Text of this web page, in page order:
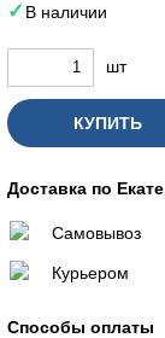
В наличии
шт
КУПИТЬ
Доставка по
Самовывоз
Курьером
Способы оплаты